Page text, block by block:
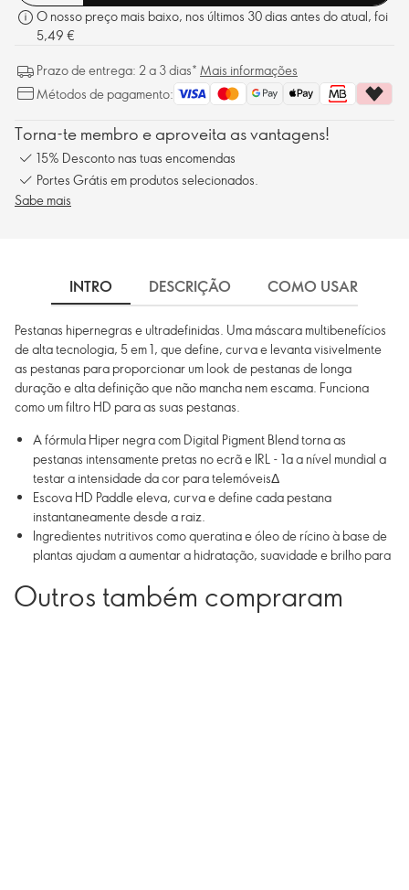
O nosso preço mais baixo, nos últimos 30 dias antes do atual, foi
5,49 €
Prazo de entrega: 2 a 3 dias* Mais informações
Métodos de pagamento:
Torna-te membro e aproveita as vantagens!
15% Desconto nas tuas encomendas
Portes Grátis em produtos selecionados.
Sabe mais
INTRO DESCRIÇÃO COMO USAR
Pestanas hipernegras e ultradefinidas. Uma máscara multibenefícios
de alta tecnologia, 5 em 1, que define, curva e levanta visivelmente
as pestanas para proporcionar um look de pestanas de longa
duração e alta definição que não mancha nem escama. Funciona
como um filtro HD para as suas pestanas.
A fórmula Hiper negra com Digital Pigment Blend torna as
pestanas intensamente pretas no ecrã e IRL - 1a a nível mundial a
testar a intensidade da cor para telemóveisΔ
Escova HD Paddle eleva, curva e define cada pestana
instantaneamente desde a raiz.
Ingredientes nutritivos como queratina e óleo de rícino à base de
plantas ajudam a aumentar a hidratação, suavidade e brilho para
Outros também compraram